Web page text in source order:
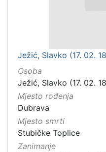
Ježić, Slavko (17. 02.
Osoba
Ježić, Slavko (17. 02.
Mjesto rođenja
Dubrava
Mjesto smrti
Stubičke Toplice
Zanimanje